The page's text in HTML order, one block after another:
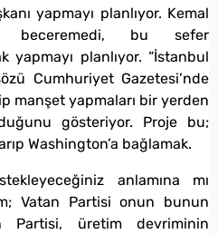
yapmayı planlıyor. Kemal
beceremedi, bu sefer
yapmayı planlıyor. “İstanbul
Cumhuriyet Gazetesi’nde
manşet yapmaları bir yerden
gösteriyor. Proje bu;
Washington’a bağlamak.
anlamına mı
Vatan Partisi onun bunun
Partisi, üretim devriminin